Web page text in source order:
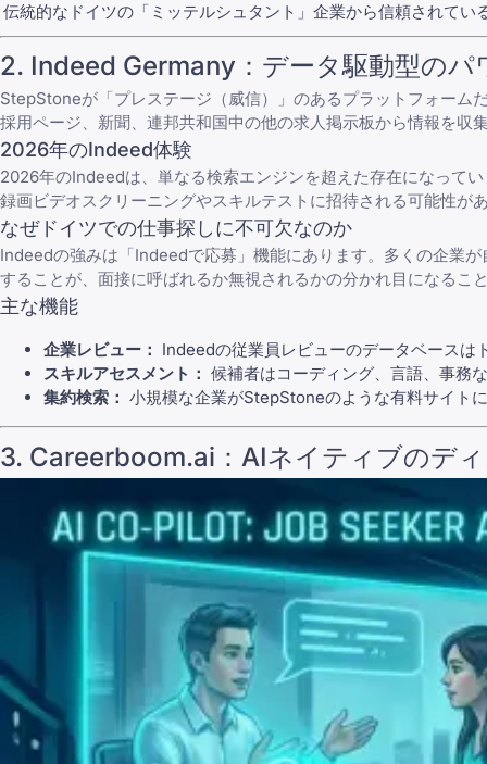
伝統的なドイツの「ミッテルシュタント」企業から信頼されてい
2. Indeed Germany ：データ駆動型の
StepStoneが「プレステージ（威信）」のあるプラットフォーム
採用ページ、新聞、連邦共和国中の他の求人掲示板から情報を収
2026年のIndeed体験
2026年のIndeedは、単なる検索エンジンを超えた存在になって
録画ビデオスクリーニングやスキルテストに招待される可能性が
なぜドイツでの仕事探しに不可欠なのか
Indeedの強みは「Indeedで応募」機能にあります。多くの企業
することが、面接に呼ばれるか無視されるかの分かれ目になるこ
主な機能
企業レビュー： Indeedの従業員レビューのデータベース
スキルアセスメント： 候補者はコーディング、言語、事務
集約検索： 小規模な企業がStepStoneのような有料サイト
3. Careerboom.ai ：AIネイティブのデ